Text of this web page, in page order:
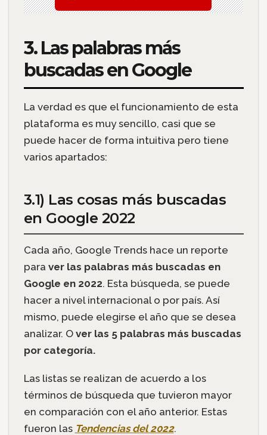
3. Las palabras más
buscadas en Google
La verdad es que el funcionamiento de esta
plataforma es muy sencillo, casi que se
puede hacer de forma intuitiva pero tiene
varios apartados:
3.1) Las cosas más buscadas
en Google 2022
Cada año, Google Trends hace un reporte
para ver las palabras más buscadas en
Google en 2022. Esta búsqueda, se puede
hacer a nivel internacional o por país. Así
mismo, puede elegirse el año que se desea
analizar. O ver las 5 palabras más buscadas
por categoría.
Las listas se realizan de acuerdo a los
términos de búsqueda que tuvieron mayor
en comparación con el año anterior. Estas
fueron las Tendencias del 2022.